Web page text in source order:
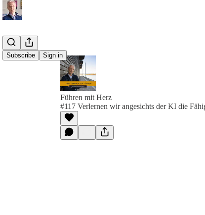
Subscribe Sign in
Führen mit Herz
#117 Verlernen wir angesichts der KI die